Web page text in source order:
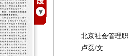
北京社会管理
卢磊/文